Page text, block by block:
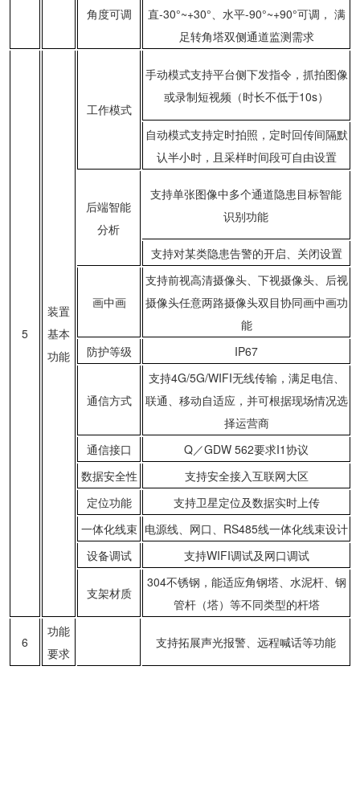
角度可调
直-30°~+30°、水平-90°~+90°可调， 满
足转角塔双侧通道监测需求
5
装置
基本
功能
工作模式
手动模式支持平台侧下发指令，抓拍图像
或录制短视频（时长不低于10s）
自动模式支持定时拍照，定时回传间隔默
认半小时，且采样时间段可自由设置
后端智能
分析
支持单张图像中多个通道隐患目标智能
识别功能
支持对某类隐患告警的开启、关闭设置
画中画
支持前视高清摄像头、下视摄像头、后视
摄像头任意两路摄像头双目协同画中画功
能
防护等级
IP67
通信方式
支持4G/5G/WIFI无线传输，满足电信、
联通、移动自适应，并可根据现场情况选
择运营商
通信接口
Q／GDW 562要求I1协议
数据安全性
支持安全接入互联网大区
定位功能
支持卫星定位及数据实时上传
一体化线束 电源线、网口、RS485线一体化线束设计
设备调试
支持WIFI调试及网口调试
支架材质
304不锈钢，能适应角钢塔、水泥杆、钢
管杆（塔）等不同类型的杆塔
6
功能
要求
支持拓展声光报警、远程喊话等功能